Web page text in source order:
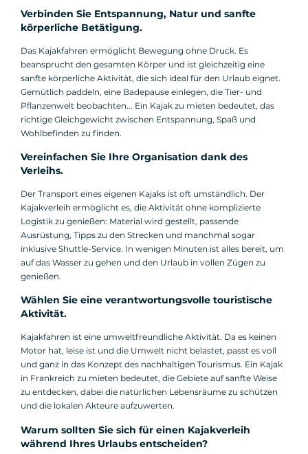
Verbinden Sie Entspannung, Natur und sanfte
körperliche Betätigung.
Das Kajakfahren ermöglicht Bewegung ohne Druck. Es
beansprucht den gesamten Körper und ist gleichzeitig eine
sanfte körperliche Aktivität, die sich ideal für den Urlaub eignet.
Gemütlich paddeln, eine Badepause einlegen, die Tier- und
Pflanzenwelt beobachten... Ein Kajak zu mieten bedeutet, das
richtige Gleichgewicht zwischen Entspannung, Spaß und
Wohlbefinden zu finden.
Vereinfachen Sie Ihre Organisation dank des
Verleihs.
Der Transport eines eigenen Kajaks ist oft umständlich. Der
Kajakverleih ermöglicht es, die Aktivität ohne komplizierte
Logistik zu genießen: Material wird gestellt, passende
Ausrüstung, Tipps zu den Strecken und manchmal sogar
inklusive Shuttle-Service. In wenigen Minuten ist alles bereit, um
auf das Wasser zu gehen und den Urlaub in vollen Zügen zu
genießen.
Wählen Sie eine verantwortungsvolle touristische
Aktivität.
Kajakfahren ist eine umweltfreundliche Aktivität. Da es keinen
Motor hat, leise ist und die Umwelt nicht belastet, passt es voll
und ganz in das Konzept des nachhaltigen Tourismus. Ein Kajak
in Frankreich zu mieten bedeutet, die Gebiete auf sanfte Weise
zu entdecken, dabei die natürlichen Lebensräume zu schützen
und die lokalen Akteure aufzuwerten.
Warum sollten Sie sich für einen Kajakverleih
während Ihres Urlaubs entscheiden?